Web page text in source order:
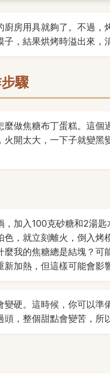
廚房用具就夠了。不過，
，結果烘烤時溢出來，
驟
做焦糖布丁蛋糕。這個
開太大，一下子就變黑
，加入100克砂糖和2湯
色，就立刻離火，倒入
我的焦糖總是結塊？可
加熱，但這樣可能會影
硬。這時候，你可以準
，整個甜點會變苦，所